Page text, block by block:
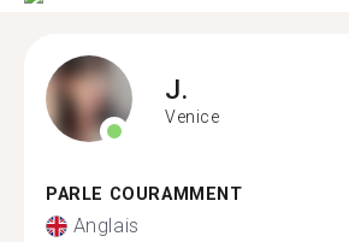
J.
Venice
PARLE COURAMMENT
Anglais